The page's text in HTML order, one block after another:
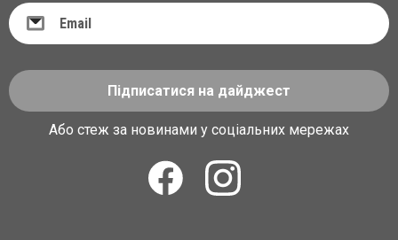
Підписатися на дайджест
Або стеж за новинами у соціальних мережах